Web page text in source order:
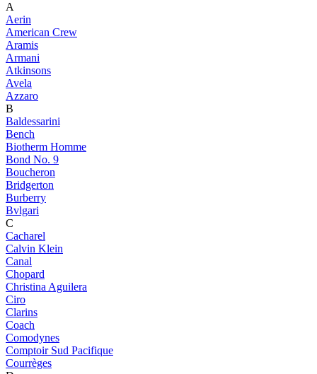
A
Aerin
American Crew
Aramis
Armani
Atkinsons
Avela
Azzaro
B
Baldessarini
Bench
Biotherm Homme
Bond No. 9
Boucheron
Bridgerton
Burberry
Bvlgari
C
Cacharel
Calvin Klein
Canal
Chopard
Christina Aguilera
Ciro
Clarins
Coach
Comodynes
Comptoir Sud Pacifique
Courrèges